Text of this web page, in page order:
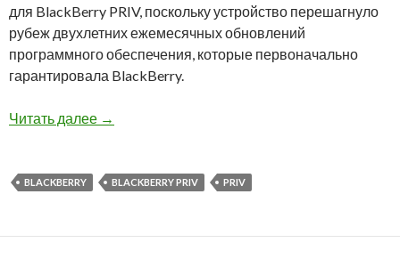
для BlackBerry PRIV, поскольку устройство перешагнуло
рубеж двухлетних ежемесячных обновлений
программного обеспечения, которые первоначально
гарантировала BlackBerry.
Читать далее BlackBerry PRIV больше не будет получать
→
BLACKBERRY BLACKBERRY PRIV PRIV